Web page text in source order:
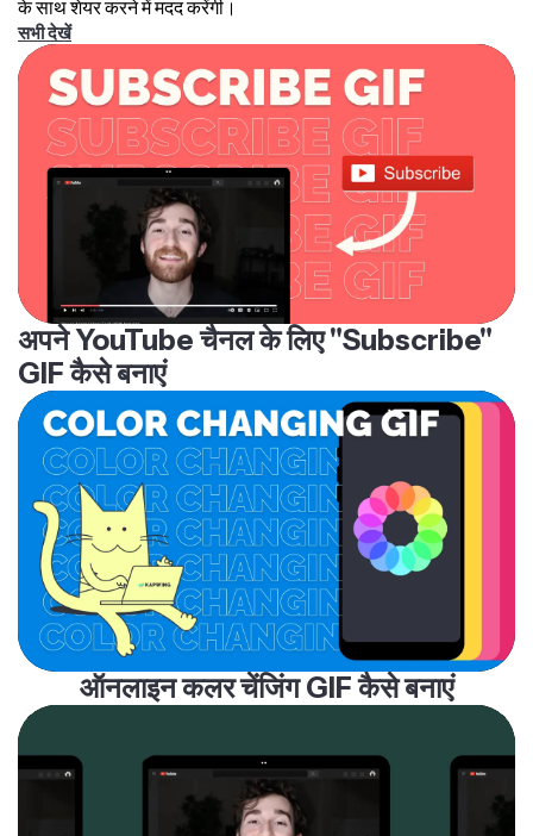
के साथ शेयर करने में मदद करेंगी।
सभी देखें
अपने YouTube चैनल के लिए "Subscribe"
GIF कैसे बनाएं
ऑनलाइन कलर चेंजिंग GIF कैसे बनाएं